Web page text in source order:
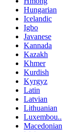
Hungarian
Icelandic
Igbo
Javanese
Kannada
Kazakh
Khmer
Kurdish
Kyrgyz
Latin
Latvian
Lithuanian
Luxembou..
Macedonian